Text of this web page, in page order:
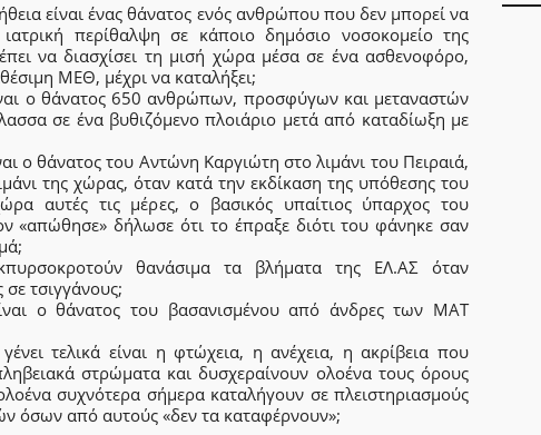
είναι ένας θάνατος ενός ανθρώπου που δεν μπορεί να
περίθαλψη σε κάποιο δημόσιο νοσοκομείο της
να διασχίσει τη μισή χώρα μέσα σε ένα ασθενοφόρο,
ΜΕΘ, μέχρι να καταλήξει;
ο θάνατος 650 ανθρώπων, προσφύγων και μεταναστών
σε ένα βυθιζόμενο πλοιάριο μετά από καταδίωξη με
ο θάνατος του Αντώνη Καργιώτη στο λιμάνι του Πειραιά,
της χώρας, όταν κατά την εκδίκαση της υπόθεσης του
αυτές τις μέρες, ο βασικός υπαίτιος ύπαρχος του
«απώθησε» δήλωσε ότι το έπραξε διότι του φάνηκε σαν
θανάσιμα τα βλήματα της ΕΛ.ΑΣ όταν
τσιγγάνους;
ο θάνατος του βασανισμένου από άνδρες των ΜΑΤ
τελικά είναι η φτώχεια, η ανέχεια, η ακρίβεια που
στρώματα και δυσχεραίνουν ολοένα τους όρους
συχνότερα σήμερα καταλήγουν σε πλειστηριασμούς
όσων από αυτούς «δεν τα καταφέρνουν»;